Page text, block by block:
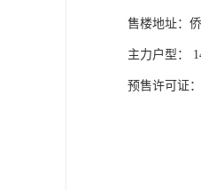
售楼地址：
主力户型：
预售许可证